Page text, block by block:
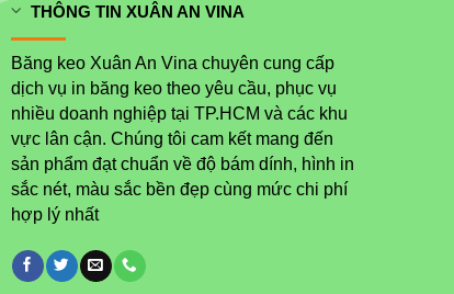
THÔNG TIN XUÂN AN VINA
Băng keo Xuân An Vina chuyên cung cấp
dịch vụ in băng keo theo yêu cầu, phục vụ
nhiều doanh nghiệp tại TP.HCM và các khu
vực lân cận. Chúng tôi cam kết mang đến
sản phẩm đạt chuẩn về độ bám dính, hình in
sắc nét, màu sắc bền đẹp cùng mức chi phí
hợp lý nhất